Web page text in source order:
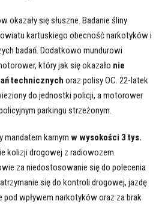
okazały się słuszne. Badanie śliny
kartuskiego obecność narkotyków i
badań. Dodatkowo mundurowi
który jak się okazało nie
technicznych oraz polisy OC. 22-latek
do jednostki policji, a motorower
parkingu strzeżonym.
mandatem karnym w wysokości 3 tys.
kolizji drogowej z radiowozem.
za niedostosowanie się do polecenia
się do kontroli drogowej, jazdę
pod wpływem narkotyków oraz za brak